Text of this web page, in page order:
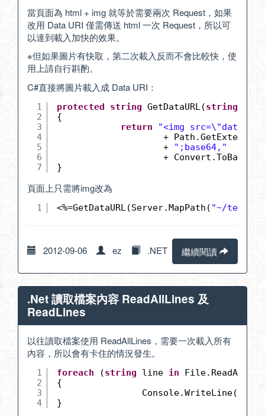
當頁面為 html + img 就等於需要兩次 Request，如果
改用 Data URI 僅需傳送 html 一次 Request，所以可
以達到載入加快的效果。
※但如果圖片有快取，第二次載入反而不會比較快，使
用上請自行斟酌。
C#直接將圖片載入成 Data URI：
1
2
3
4
5
6
7
protected string GetDataURL(string
{
return
"<img
+
+
";base64,"
+
}
頁面上只需將img改為
1 <%=GetDataURL(Server.MapPath( "~/
2012-09-06 ez .NET 繼續閱讀
.Net 讀取檔案內容 ReadAllLines 及
ReadLines
以往讀取檔案使用 ReadAllLines，需要一次載入所有
內容，所以會有卡住的情況發生。
1
2
3
4
foreach (string line in
{
}